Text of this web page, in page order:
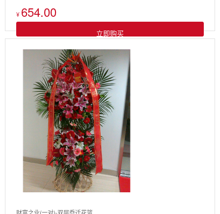
¥ 654.00
立即购买
财富之业(一对)-双层乔迁花篮